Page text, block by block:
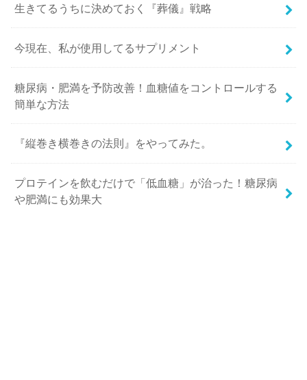
生きてるうちに決めておく『葬儀』戦略
今現在、私が使用してるサプリメント
糖尿病・肥満を予防改善！血糖値をコントロールする
簡単な方法
『縦巻き横巻きの法則』をやってみた。
プロテインを飲むだけで「低血糖」が治った！糖尿病
や肥満にも効果大